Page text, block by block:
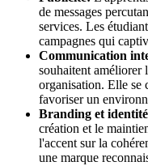
de messages
services. Les
campagnes qui
Communication
souhaitent améliorer
organisation. Elle se
favoriser un
Branding et
création et le
l'accent sur la
une marque